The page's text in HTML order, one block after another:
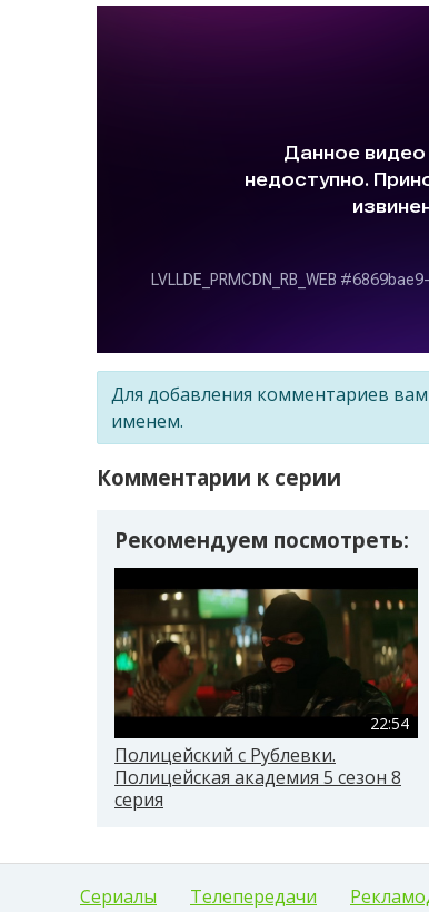
Для добавления комментариев
именем.
Комментарии к серии
Рекомендуем посмотреть:
22:54
Полицейский с Рублевки.
Полицейская академия 5 сезон 8
серия
Сериалы Телепередачи